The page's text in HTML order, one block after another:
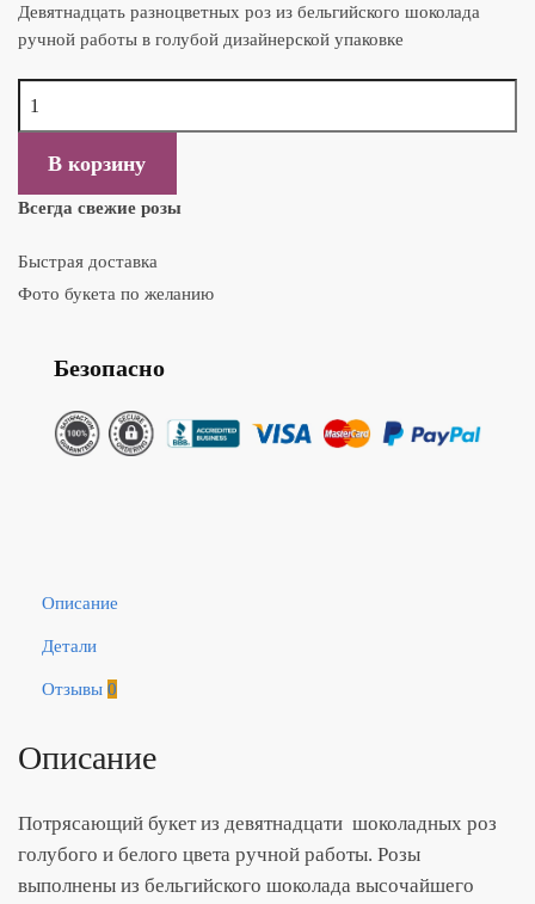
Девятнадцать разноцветных роз из бельгийского шоколада
ручной работы в голубой дизайнерской упаковке
В корзину
Всегда свежие розы
Быстрая доставка
Фото букета по желанию
Безопасно
Описание
Детали
Отзывы 0
Описание
Потрясающий букет из девятнадцати шоколадных роз
голубого и белого цвета ручной работы. Розы
выполнены из бельгийского шоколада высочайшего